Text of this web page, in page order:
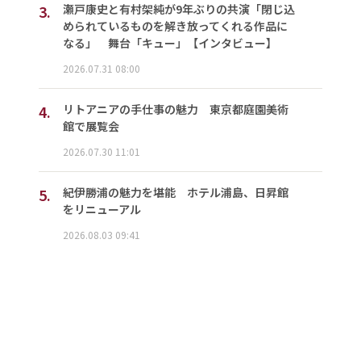
3.
瀬戸康史と有村架純が9年ぶりの共演「閉じ込
められているものを解き放ってくれる作品に
なる」 舞台「キュー」【インタビュー】
2026.07.31 08:00
4.
リトアニアの手仕事の魅力 東京都庭園美術
館で展覧会
2026.07.30 11:01
5.
紀伊勝浦の魅力を堪能 ホテル浦島、日昇館
をリニューアル
2026.08.03 09:41